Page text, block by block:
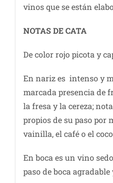
vinos que se están
NOTAS DE CATA
De color rojo picota y
En nariz es intenso y
marcada presencia de
la fresa y la cereza;
propios de su paso por
vainilla, el café o el
En boca es un vino
paso de boca